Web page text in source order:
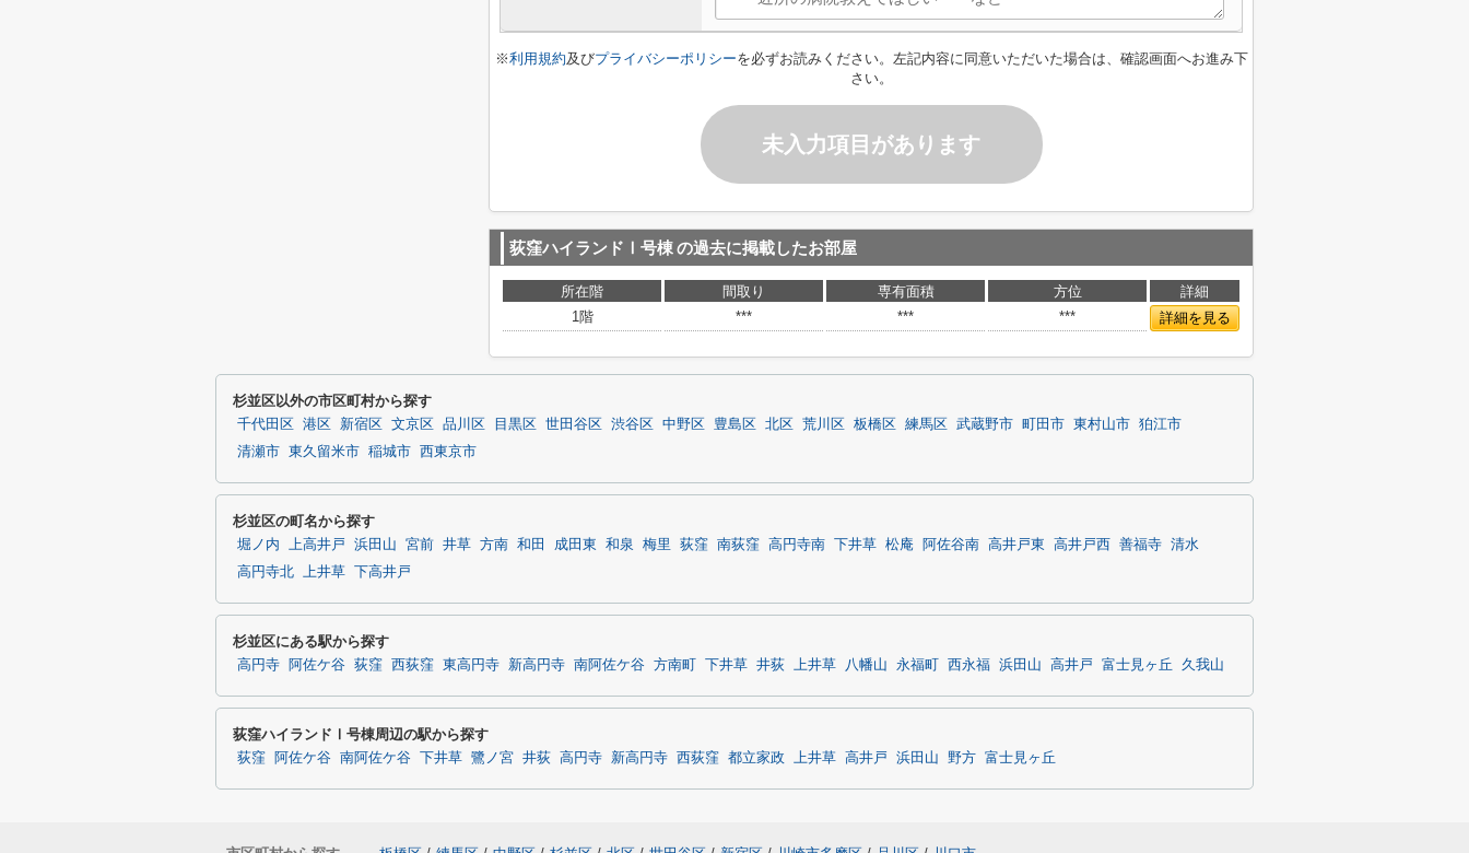
※利用規約及びプライバシーポリシーを必ずお読みください。左記内容に同意いただいた場合は、確認画面へお進み下
さい。
未入力項目があります
荻窪ハイランドⅠ号棟の過去に掲載したお部屋
所在階 間取り 専有面積 方位
詳細
1階
*** *** *** 詳細を見る
杉並区以外の市区町村から探す
千代田区 港区 新宿区 文京区 品川区 目黒区 世田谷区 渋谷区 中野区 豊島区 北区 荒川区 板橋区 練馬区 武蔵野市 町田市 東村山市 狛江市
清瀬市 東久留米市 稲城市 西東京市
杉並区の町名から探す
堀ノ内 上高井戸 浜田山 宮前 井草 方南 和田 成田東 和泉 梅里 荻窪 南荻窪 高円寺南 下井草 松庵 阿佐谷南 高井戸東 高井戸西 善福寺 清水
高円寺北 上井草 下高井戸
杉並区にある駅から探す
高円寺 阿佐ケ谷 荻窪 西荻窪 東高円寺 新高円寺 南阿佐ケ谷 方南町 下井草 井荻 上井草 八幡山 永福町 西永福 浜田山 高井戸 富士見ヶ丘 久我山
荻窪ハイランドⅠ号棟周辺の駅から探す
荻窪 阿佐ケ谷 南阿佐ケ谷 下井草 鷺ノ宮 井荻 高円寺 新高円寺 西荻窪 都立家政 上井草 高井戸 浜田山 野方 富士見ヶ丘